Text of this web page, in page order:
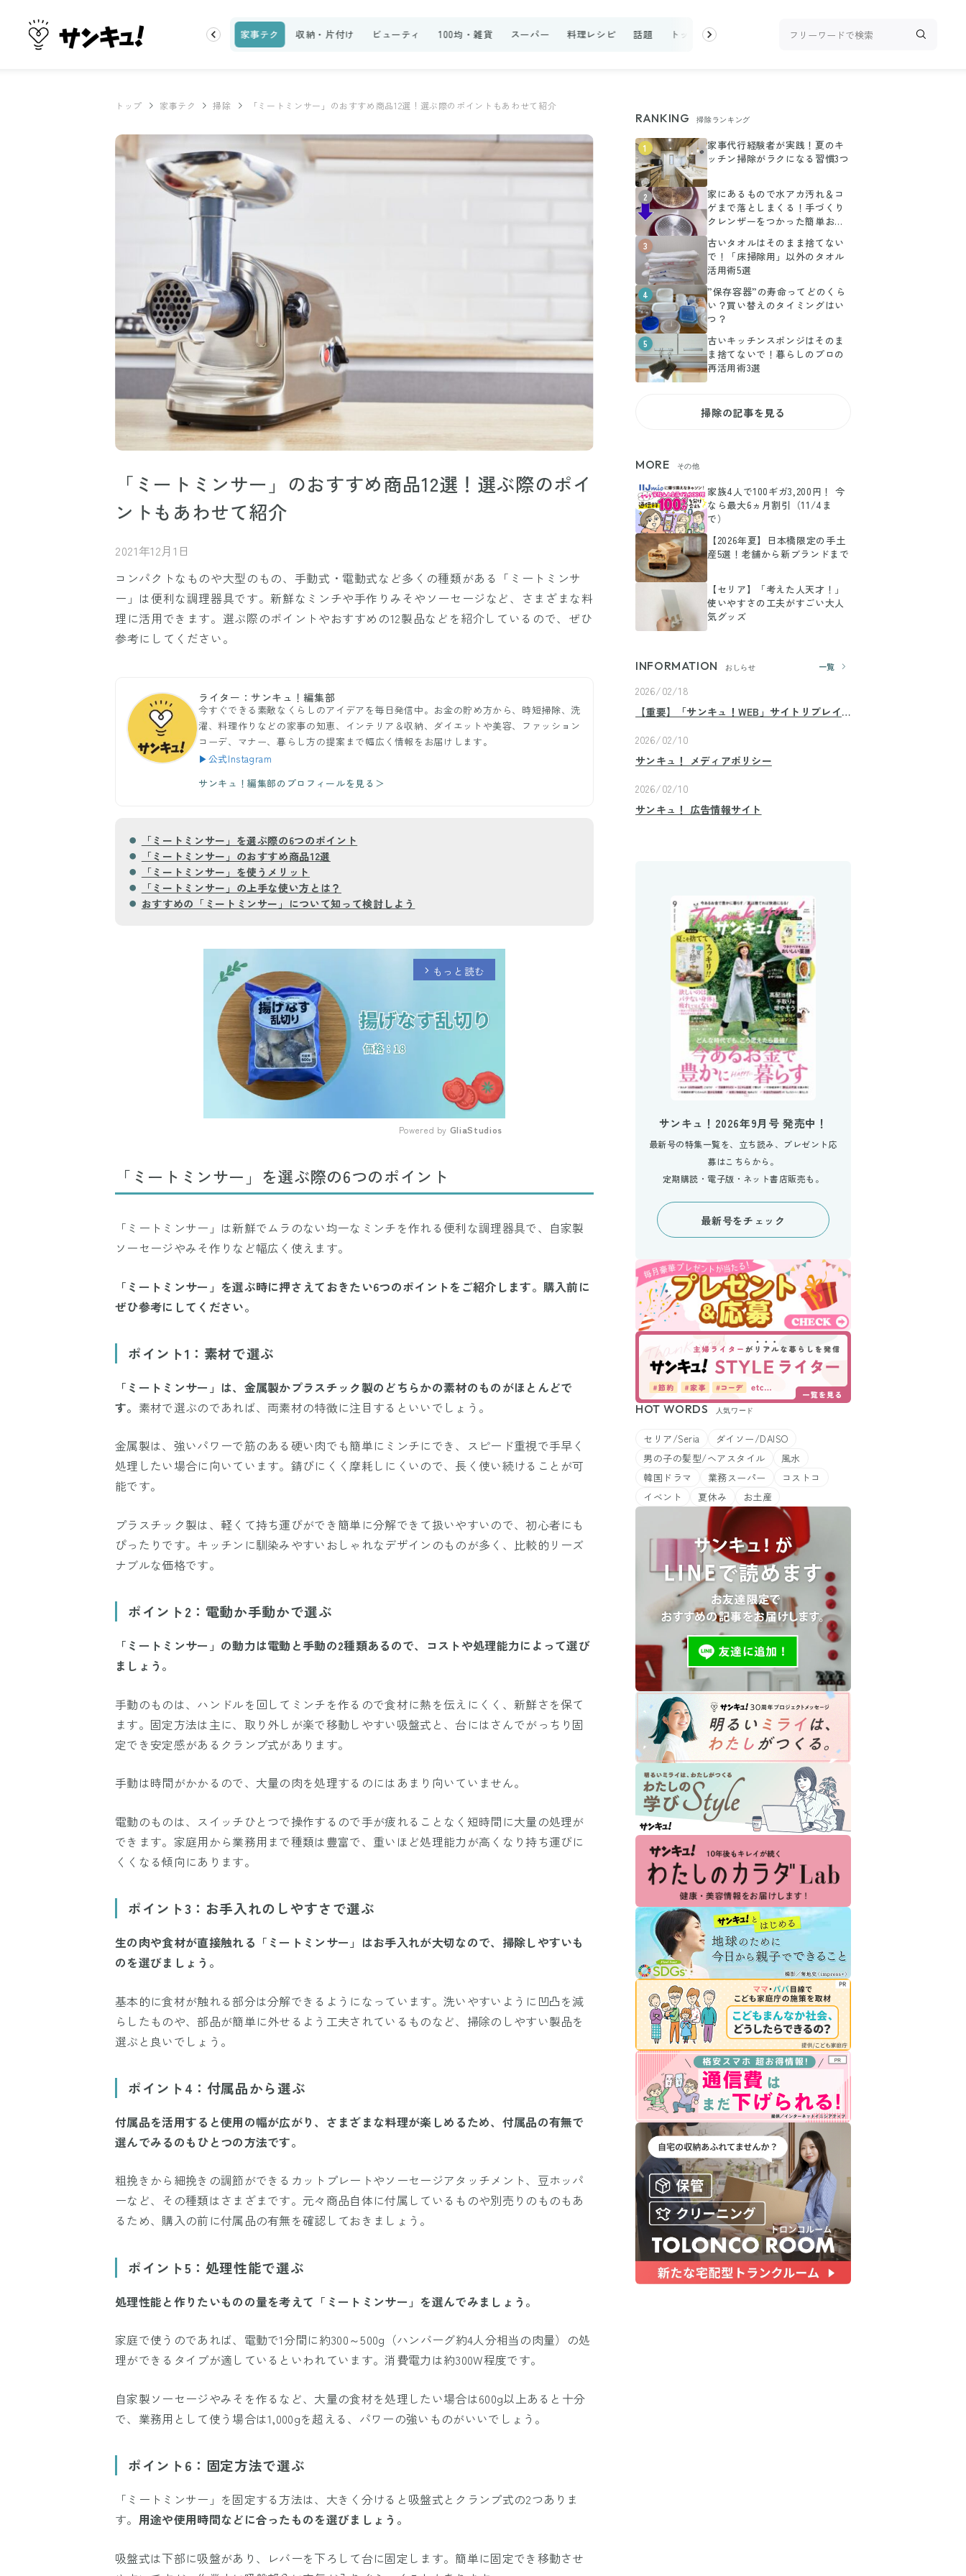
話題 トップ 新着 ランキング お金 家事テク 収納・片付け ビューティ 100均・雑貨 スーパー 料理レシピ 話題 トップ ランキング お金 家事テク 収納・片付
トップ 家事テク 掃除 「ミートミンサー」のおすすめ商品12選！選ぶ際のポイントもあわせて紹介
「ミートミンサー」のおすすめ商品12選！選ぶ際のポイ
ントもあわせて紹介
2021年12月1日
コンパクトなものや大型のもの、手動式・電動式など多くの種類がある「ミートミンサ
ー」は便利な調理器具です。新鮮なミンチや手作りみそやソーセージなど、さまざまな料
理に活用できます。選ぶ際のポイントやおすすめの12製品などを紹介しているので、ぜひ
参考にしてください。
ライター：サンキュ！編集部
今すぐできる素敵なくらしのアイデアを毎日発信中。お金の貯め方から、時短掃除、洗
濯、料理作りなどの家事の知恵、インテリア＆収納、ダイエットや美容、ファッション
コーデ、マナー、暮らし方の提案まで幅広く情報をお届けします。
▶公式Instagram
サンキュ！編集部のプロフィールを見る＞
「ミートミンサー」を選ぶ際の6つのポイント
「ミートミンサー」のおすすめ商品12選
「ミートミンサー」を使うメリット
「ミートミンサー」の上手な使い方とは？
おすすめの「ミートミンサー」について知って検討しよう
arrow_forward_ios もっと読む
Powered by GliaStudios
「ミートミンサー」を選ぶ際の6つのポイント
「ミートミンサー」は新鮮でムラのない均一なミンチを作れる便利な調理器具で、自家製
ソーセージやみそ作りなど幅広く使えます。
「ミートミンサー」を選ぶ時に押さえておきたい6つのポイントをご紹介します。購入前に
ぜひ参考にしてください。
ポイント1：素材で選ぶ
「ミートミンサー」は、金属製かプラスチック製のどちらかの素材のものがほとんどで
す。 素材で選ぶのであれば、両素材の特徴に注目するといいでしょう。
金属製は、強いパワーで筋のある硬い肉でも簡単にミンチにでき、スピード重視で手早く
処理したい場合に向いています。錆びにくく摩耗しにくいので、長く使い続けることが可
能です。
プラスチック製は、軽くて持ち運びができ簡単に分解できて扱いやすいので、初心者にも
ぴったりです。キッチンに馴染みやすいおしゃれなデザインのものが多く、比較的リーズ
ナブルな価格です。
ポイント2：電動か手動かで選ぶ
「ミートミンサー」の動力は電動と手動の2種類あるので、コストや処理能力によって選び
ましょう。
手動のものは、ハンドルを回してミンチを作るので食材に熱を伝えにくく、新鮮さを保て
ます。固定方法は主に、取り外しが楽で移動しやすい吸盤式と、台にはさんでがっちり固
定でき安定感があるクランプ式があります。
手動は時間がかかるので、大量の肉を処理するのにはあまり向いていません。
電動のものは、スイッチひとつで操作するので手が疲れることなく短時間に大量の処理が
できます。家庭用から業務用まで種類は豊富で、重いほど処理能力が高くなり持ち運びに
くくなる傾向にあります。
ポイント3：お手入れのしやすさで選ぶ
生の肉や食材が直接触れる「ミートミンサー」はお手入れが大切なので、掃除しやすいも
のを選びましょう。
基本的に食材が触れる部分は分解できるようになっています。洗いやすいように凹凸を減
らしたものや、部品が簡単に外せるよう工夫されているものなど、掃除のしやすい製品を
選ぶと良いでしょう。
ポイント4：付属品から選ぶ
付属品を活用すると使用の幅が広がり、さまざまな料理が楽しめるため、付属品の有無で
選んでみるのもひとつの方法です。
粗挽きから細挽きの調節ができるカットプレートやソーセージアタッチメント、豆ホッパ
ーなど、その種類はさまざまです。元々商品自体に付属しているものや別売りのものもあ
るため、購入の前に付属品の有無を確認しておきましょう。
ポイント5：処理性能で選ぶ
処理性能と作りたいものの量を考えて「ミートミンサー」を選んでみましょう。
家庭で使うのであれば、電動で1分間に約300～500g（ハンバーグ約4人分相当の肉量）の処
理ができるタイプが適しているといわれています。消費電力は約300W程度です。
自家製ソーセージやみそを作るなど、大量の食材を処理したい場合は600g以上あると十分
で、業務用として使う場合は1,000gを超える、パワーの強いものがいいでしょう。
ポイント6：固定方法で選ぶ
「ミートミンサー」を固定する方法は、大きく分けると吸盤式とクランプ式の2つありま
す。 用途や使用時間などに合ったものを選びましょう。
吸盤式は下部に吸盤があり、レバーを下ろして台に固定します。簡単に固定でき移動させ
RANKING 掃除ランキング
1
家事代行経験者が実践！夏のキ
ッチン掃除がラクになる習慣3つ
2
家にあるもので水アカ汚れ＆コ
ゲまで落としまくる！手づくり
クレンザーをつかった簡単お掃
3
古いタオルはそのまま捨てない
で！「床掃除用」以外のタオル
活用術5選
4
”保存容器”の寿命ってどのくら
い？買い替えのタイミングはい
つ？
5
古いキッチンスポンジはそのま
ま捨てないで！暮らしのプロの
再活用術3選
掃除の記事を見る
MORE その他
家族4人で100ギガ3,200円！ 今
なら最大6ヵ月割引（11/4ま
で）
【2026年夏】日本橋限定の手土
産5選！老舗から新ブランドまで
【セリア】「考えた人天才！」
使いやすさの工夫がすごい大人
気グッズ
INFORMATION おしらせ 一覧
2026/02/18
【重要】「サンキュ！WEB」サイトリプレイ
2026/02/10
サンキュ！ メディアポリシー
2026/02/10
サンキュ！ 広告情報サイト
サンキュ！2026年9月号 発売中！
最新号の特集一覧を、立ち読み、プレゼント応
募はこちらから。
定期購読・電子版・ネット書店販売も。
最新号をチェック
HOT WORDS 人気ワード
セリア/Seria
ダイソー/DAISO
男の子の髪型/ヘアスタイル
風水
韓国ドラマ
業務スーパー
コストコ
イベント
夏休み お土産